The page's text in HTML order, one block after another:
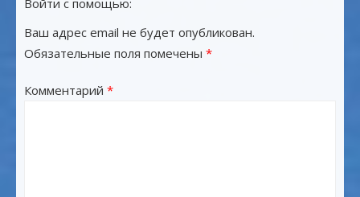
Ваш адрес email не будет опубликован.
Обязательные поля помечены *
Комментарий *